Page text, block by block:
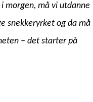
morgen, må vi utdanne
snekkeryrket og da må
– det starter på